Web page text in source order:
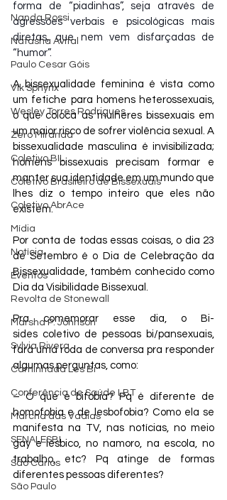
Nanda Rossi
Natasha Avital
Paulo Cesar Góis
Vik Sphynx
Wesley Torres Rodrigues
Zero Miranda
Coletivo BIL
Coletivo Brasileiro de Bissexuais
Coletivo AbrAce
Mídia
Notícia
Eventos
Revolta de Stonewall
Marsha P. Johnson
Sylvia Rivera
Caminhada Les Bi
Conferência de Saúde LBT
Marcha das Vadias
SENALESBI
São Carlos
São Paulo
forma de “piadinhas”, seja através de
agressões verbais e psicológicas mais
diretas, que nem vem disfarçadas de
“humor”.
A bissexualidade feminina é vista como
um fetiche para homens heterossexuais,
o que coloca as mulheres bissexuais em
um maior risco de sofrer violência sexual. A
bissexualidade masculina é invisibilizada;
homens bissexuais precisam formar e
manter sua identidade em um mundo que
lhes diz o tempo inteiro que eles não
existem.
Por conta de todas essas coisas, o dia 23
de Setembro é o Dia de Celebração da
Bissexualidade, também conhecido como
Dia da Visibilidade Bissexual.
Pra comemorar esse dia, o Bi-
sides coletivo de pessoas bi/pansexuais,
fará uma roda de conversa pra responder
algumas perguntas, como:
– O que é bifobia? Pq é diferente de
homofobia e de lesbofobia? Como ela se
manifesta na TV, nas notícias, no meio
gay e lésbico, no namoro, na escola, no
trabalho, etc? Pq atinge de formas
diferentes pessoas diferentes?